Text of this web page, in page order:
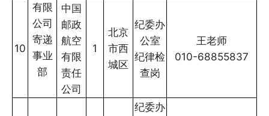
有限
公司
寄递
事业
部
10
中国
邮政
航空
有限
责任
公司
1
北京
市西
城区
纪委办
公室
纪律检
查岗
王老师
010-68855837
纪委办